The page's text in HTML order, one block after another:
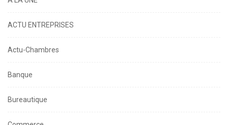
ACTU ENTREPRISES
Actu-Chambres
Banque
Bureautique